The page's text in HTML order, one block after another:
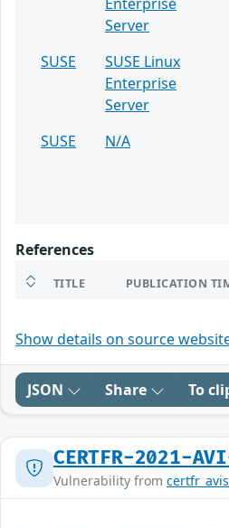
Server
SUSE
SUSE Linux
Enterprise
Server
SUSE
N/A
References
TITLE PUBLICATION
Show details on source
JSON Share To
CERTFR-2021-
Vulnerability from certfr_avis